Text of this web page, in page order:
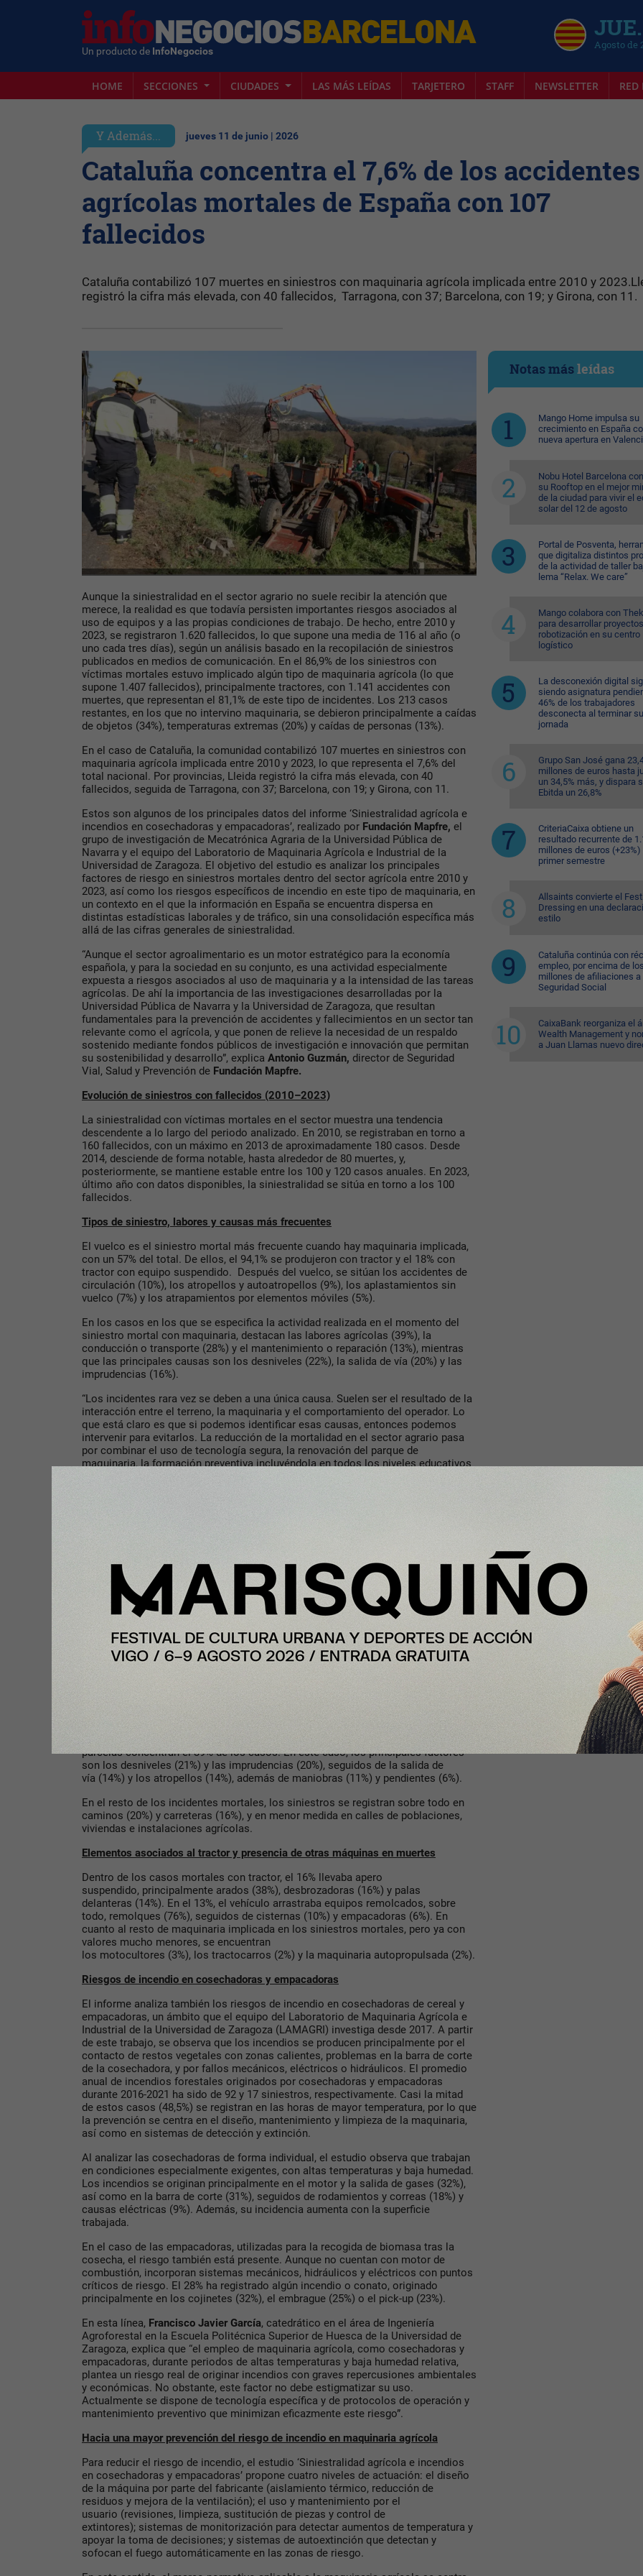
Un producto de InfoNegocios Agosto de
HOME SECCIONES CIUDADES LAS MÁS LEÍDAS TARJETERO STAFF NEWSLETTER RED
Y Además... jueves 11 de junio | 2026
Cataluña concentra el 7,6% de los accidentes
agrícolas mortales de España con 107
fallecidos
Cataluña contabilizó 107 muertes en siniestros con maquinaria agrícola implicada entre 2010 y
registró la cifra más elevada, con 40 fallecidos, Tarragona, con 37; Barcelona, con 19; y Girona, con 11.
Aunque la siniestralidad en el sector agrario no suele recibir la atención que
merece, la realidad es que todavía persisten importantes riesgos asociados al
uso de equipos y a las propias condiciones de trabajo. De hecho, entre 2010 y
2023, se registraron 1.620 fallecidos, lo que supone una media de 116 al año (o
uno cada tres días), según un análisis basado en la recopilación de siniestros
publicados en medios de comunicación. En el 86,9% de los siniestros con
víctimas mortales estuvo implicado algún tipo de maquinaria agrícola (lo que
supone 1.407 fallecidos), principalmente tractores, con 1.141 accidentes con
muertes, que representan el 81,1% de este tipo de incidentes. Los 213 casos
restantes, en los que no intervino maquinaria, se debieron principalmente a caídas
de objetos (34%), temperaturas extremas (20%) y caídas de personas (13%).
En el caso de Cataluña, la comunidad contabilizó 107 muertes en siniestros con
maquinaria agrícola implicada entre 2010 y 2023, lo que representa el 7,6% del
total nacional. Por provincias, Lleida registró la cifra más elevada, con 40
fallecidos, seguida de Tarragona, con 37; Barcelona, con 19; y Girona, con 11.
Estos son algunos de los principales datos del informe ‘Siniestralidad agrícola e
incendios en cosechadoras y empacadoras’, realizado por Fundación Mapfre, el
grupo de investigación de Mecatrónica Agraria de la Universidad Pública de
Navarra y el equipo del Laboratorio de Maquinaria Agrícola e Industrial de la
Universidad de Zaragoza. El objetivo del estudio es analizar los principales
factores de riesgo en siniestros mortales dentro del sector agrícola entre 2010 y
2023, así como los riesgos específicos de incendio en este tipo de maquinaria, en
un contexto en el que la información en España se encuentra dispersa en
distintas estadísticas laborales y de tráfico, sin una consolidación específica más
allá de las cifras generales de siniestralidad.
“Aunque el sector agroalimentario es un motor estratégico para la economía
española, y para la sociedad en su conjunto, es una actividad especialmente
expuesta a riesgos asociados al uso de maquinaria y a la intensidad de las tareas
agrícolas. De ahí la importancia de las investigaciones desarrolladas por la
Universidad Pública de Navarra y la Universidad de Zaragoza, que resultan
fundamentales para la prevención de accidentes y fallecimientos en un sector tan
relevante como el agrícola, y que ponen de relieve la necesidad de un respaldo
sostenido mediante fondos públicos de investigación e innovación que permitan
su sostenibilidad y desarrollo”, explica Antonio Guzmán, director de Seguridad
Vial, Salud y Prevención de Fundación Mapfre.
Evolución de siniestros con fallecidos (2010–2023)
La siniestralidad con víctimas mortales en el sector muestra una tendencia
descendente a lo largo del periodo analizado. En 2010, se registraban en torno a
160 fallecidos, con un máximo en 2013 de aproximadamente 180 casos. Desde
2014, desciende de forma notable, hasta alrededor de 80 muertes, y,
posteriormente, se mantiene estable entre los 100 y 120 casos anuales. En 2023,
último año con datos disponibles, la siniestralidad se sitúa en torno a los 100
fallecidos.
Tipos de siniestro, labores y causas más frecuentes
El vuelco es el siniestro mortal más frecuente cuando hay maquinaria implicada,
con un 57% del total. De ellos, el 94,1% se produjeron con tractor y el 18% con
tractor con equipo suspendido. Después del vuelco, se sitúan los accidentes de
circulación (10%), los atropellos y autoatropellos (9%), los aplastamientos sin
vuelco (7%) y los atrapamientos por elementos móviles (5%).
En los casos en los que se especifica la actividad realizada en el momento del
siniestro mortal con maquinaria, destacan las labores agrícolas (39%), la
conducción o transporte (28%) y el mantenimiento o reparación (13%), mientras
que las principales causas son los desniveles (22%), la salida de vía (20%) y las
imprudencias (16%).
“Los incidentes rara vez se deben a una única causa. Suelen ser el resultado de la
interacción entre el terreno, la maquinaria y el comportamiento del operador. Lo
que está claro es que si podemos identificar esas causas, entonces podemos
intervenir para evitarlos. La reducción de la mortalidad en el sector agrario pasa
por combinar el uso de tecnología segura, la renovación del parque de
maquinaria, la formación preventiva incluyéndola en todos los niveles educativos
Género y edad de los fallecidos
de 65, especialmente entre 66-70 y 76-80 años. También se registraron 27
menores fallecidos, 21 de ellos con menos de 16 años y 6 entre 16 y 18.
Primavera y verano concentran los siniestros, con mayor incidencia de día
media mensual, y descienden en otoño e invierno en torno al 20%. Mayo es el mes
con más casos durante el periodo analizado (159). Durante la semana, los
mayores registros se dan lunes y martes, frente al domingo que es el día con
menor siniestralidad. La mayoría ocurre entre las 6:00 y las 20:00, con picos entre
Las parcelas y los caminos registran el mayor número de accidentes
En cuanto al lugar del accidente en siniestros mortales con maquinaria, las
parcelas concentran el 39% de los casos. En este caso, los principales factores
son los desniveles (21%) y las imprudencias (20%), seguidos de la salida de
vía (14%) y los atropellos (14%), además de maniobras (11%) y pendientes (6%).
En el resto de los incidentes mortales, los siniestros se registran sobre todo en
caminos (20%) y carreteras (16%), y en menor medida en calles de poblaciones,
viviendas e instalaciones agrícolas.
Elementos asociados al tractor y presencia de otras máquinas en muertes
Dentro de los casos mortales con tractor, el 16% llevaba apero
suspendido, principalmente arados (38%), desbrozadoras (16%) y palas
delanteras (14%). En el 13%, el vehículo arrastraba equipos remolcados, sobre
todo, remolques (76%), seguidos de cisternas (10%) y empacadoras (6%). En
cuanto al resto de maquinaria implicada en los siniestros mortales, pero ya con
valores mucho menores, se encuentran
los motocultores (3%), los tractocarros (2%) y la maquinaria autopropulsada (2%).
Riesgos de incendio en cosechadoras y empacadoras
El informe analiza también los riesgos de incendio en cosechadoras de cereal y
empacadoras, un ámbito que el equipo del Laboratorio de Maquinaria Agrícola e
Industrial de la Universidad de Zaragoza (LAMAGRI) investiga desde 2017. A partir
de este trabajo, se observa que los incendios se producen principalmente por el
contacto de restos vegetales con zonas calientes, problemas en la barra de corte
de la cosechadora, y por fallos mecánicos, eléctricos o hidráulicos. El promedio
anual de incendios forestales originados por cosechadoras y empacadoras
durante 2016-2021 ha sido de 92 y 17 siniestros, respectivamente. Casi la mitad
de estos casos (48,5%) se registran en las horas de mayor temperatura, por lo que
la prevención se centra en el diseño, mantenimiento y limpieza de la maquinaria,
así como en sistemas de detección y extinción.
Al analizar las cosechadoras de forma individual, el estudio observa que trabajan
en condiciones especialmente exigentes, con altas temperaturas y baja humedad.
Los incendios se originan principalmente en el motor y la salida de gases (32%),
así como en la barra de corte (31%), seguidos de rodamientos y correas (18%) y
causas eléctricas (9%). Además, su incidencia aumenta con la superficie
trabajada.
En el caso de las empacadoras, utilizadas para la recogida de biomasa tras la
cosecha, el riesgo también está presente. Aunque no cuentan con motor de
combustión, incorporan sistemas mecánicos, hidráulicos y eléctricos con puntos
críticos de riesgo. El 28% ha registrado algún incendio o conato, originado
principalmente en los cojinetes (32%), el embrague (25%) o el pick-up (23%).
En esta línea, Francisco Javier García, catedrático en el área de Ingeniería
Agroforestal en la Escuela Politécnica Superior de Huesca de la Universidad de
Zaragoza, explica que “el empleo de maquinaria agrícola, como cosechadoras y
empacadoras, durante periodos de altas temperaturas y baja humedad relativa,
plantea un riesgo real de originar incendios con graves repercusiones ambientales
y económicas. No obstante, este factor no debe estigmatizar su uso.
Actualmente se dispone de tecnología específica y de protocolos de operación y
mantenimiento preventivo que minimizan eficazmente este riesgo”.
Hacia una mayor prevención del riesgo de incendio en maquinaria agrícola
Para reducir el riesgo de incendio, el estudio ‘Siniestralidad agrícola e incendios
en cosechadoras y empacadoras’ propone cuatro niveles de actuación: el diseño
de la máquina por parte del fabricante (aislamiento térmico, reducción de
residuos y mejora de la ventilación); el uso y mantenimiento por el
usuario (revisiones, limpieza, sustitución de piezas y control de
extintores); sistemas de monitorización para detectar aumentos de temperatura y
apoyar la toma de decisiones; y sistemas de autoextinción que detectan y
sofocan el fuego automáticamente en las zonas de riesgo.
Notas másleídas
Mango Home impulsa su
crecimiento en España
nueva apertura en
Nobu Hotel Barcelona
su Rooftop en el mejor
de la ciudad para vivir el
solar del 12 de agosto
Portal de Posventa,
que digitaliza distintos
de la actividad de taller
lema “Relax. We care”
Mango colabora con
para desarrollar
robotización en su centro
logístico
La desconexión digital
siendo asignatura
46% de los trabajadores
desconecta al terminar su
jornada
Grupo San José gana
millones de euros hasta
un 34,5% más, y dispara
Ebitda un 26,8%
CriteriaCaixa obtiene un
resultado recurrente de
millones de euros (+23%)
primer semestre
Allsaints convierte el
Dressing en una
estilo
Cataluña continúa con
empleo, por encima de
millones de afiliaciones a
Seguridad Social
CaixaBank reorganiza el
Wealth Management y
a Juan Llamas nuevo